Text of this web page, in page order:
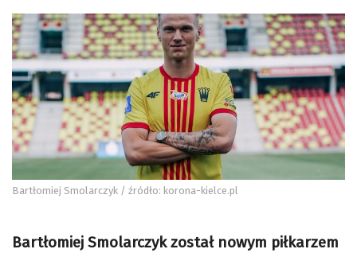
Bartłomiej Smolarczyk / źródło: korona-kielce.pl
Bartłomiej Smolarczyk został nowym piłkarzem